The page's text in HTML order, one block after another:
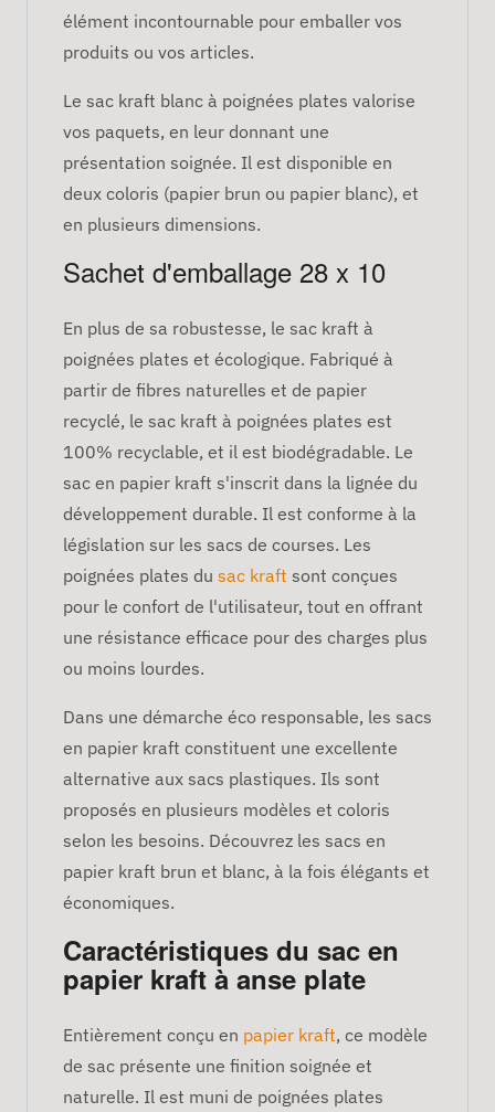
élément incontournable pour emballer vos
produits ou vos articles.
Le sac kraft blanc à poignées plates valorise
vos paquets, en leur donnant une
présentation soignée. Il est disponible en
deux coloris (papier brun ou papier blanc), et
en plusieurs dimensions.
Sachet d'emballage 28 x 10
En plus de sa robustesse, le sac kraft à
poignées plates et écologique. Fabriqué à
partir de fibres naturelles et de papier
recyclé, le sac kraft à poignées plates est
100% recyclable, et il est biodégradable. Le
sac en papier kraft s'inscrit dans la lignée du
développement durable. Il est conforme à la
législation sur les sacs de courses. Les
poignées plates du sac kraft sont conçues
pour le confort de l'utilisateur, tout en offrant
une résistance efficace pour des charges plus
ou moins lourdes.
Dans une démarche éco responsable, les sacs
en papier kraft constituent une excellente
alternative aux sacs plastiques. Ils sont
proposés en plusieurs modèles et coloris
selon les besoins. Découvrez les sacs en
papier kraft brun et blanc, à la fois élégants et
économiques.
Caractéristiques du sac en
papier kraft à anse plate
Entièrement conçu en papier kraft, ce modèle
de sac présente une finition soignée et
naturelle. Il est muni de poignées plates